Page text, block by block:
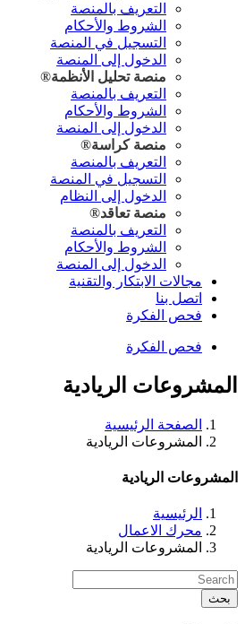
التعريف بالمنصة
الشروط والأحكام
التسجيل في المنصة
الدخول إلى المنصة
منصة تحليل الأنظمة®
التعريف بالمنصة
الشروط والأحكام
الدخول إلى المنصة
منصةكراسة®
التعريف بالمنصة
التسجيل في المنصة
الدخول إلى النظام
منصة تعاقد®
التعريف بالمنصة
الشروط والأحكام
الدخول إلى المنصة
مجالات الابتكار والتقنية
اتصل بنا
فحص الفكرة
فحص الفكرة
المشروعات الريادية
الصفحة الرئيسية
المشروعات الريادية
المشروعات الريادية
الرئيسية
محرك الاعمال
المشروعات الريادية
بحث